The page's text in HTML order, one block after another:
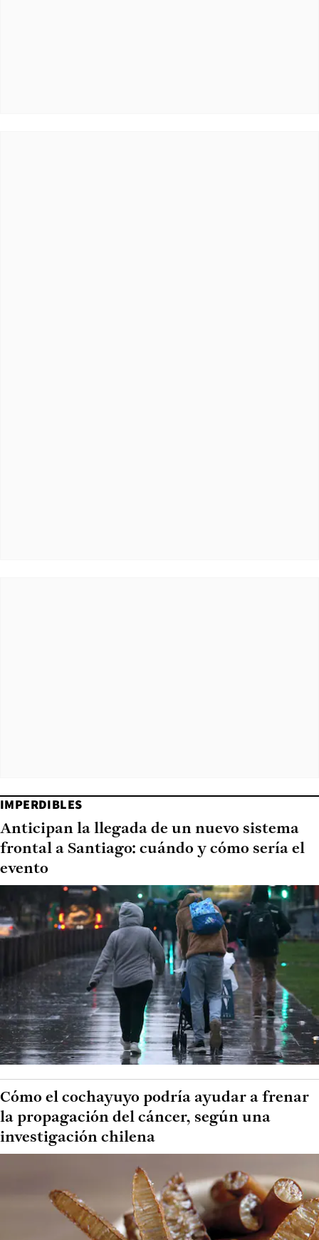
IMPERDIBLES
Anticipan la llegada de un nuevo sistema
frontal a Santiago: cuándo y cómo sería el
evento
Cómo el cochayuyo podría ayudar a frenar
la propagación del cáncer, según una
investigación chilena